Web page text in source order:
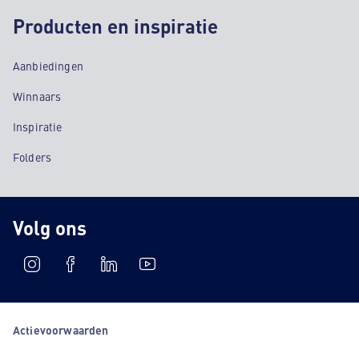
Producten en inspiratie
Aanbiedingen
Winnaars
Inspiratie
Folders
Volg ons
Actievoorwaarden